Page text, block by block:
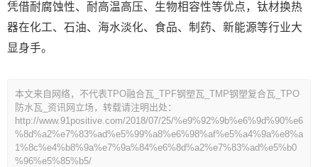
凭借耐腐蚀性、耐高温高压、生物相容性等优点，钛材换热
器在化工、石油、海水淡化、食品、制药、新能源等行业大
显身手。
本文来自网络，不代表TPO融合瓦_TPF钢塑瓦_TMP钢塑复合瓦_TPO
防水瓦_资讯网立场，转载请注明出处：
http://www.91positive.com/2018/07/25/%e9%92%9b%e6%9d%90%e6
%8d%a2%e7%83%ad%e5%99%a8%e6%98%af%e5%a4%9a%e8%a
1%8c%e4%b8%9a%e7%9a%84%e6%8d%a2%e7%83%ad%e5%b0
%96%e5%85%b5/